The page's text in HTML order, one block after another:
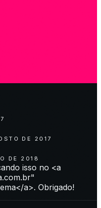
DE 2017
DE 2018
isso no <a
a>. Obrigado!